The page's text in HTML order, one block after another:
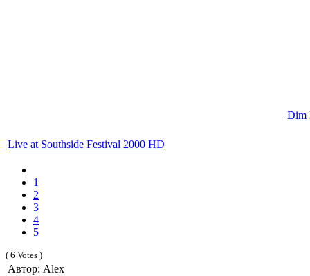
Dim
Live at Southside Festival 2000 HD
1
2
3
4
5
( 6 Votes )
Автор: Alex